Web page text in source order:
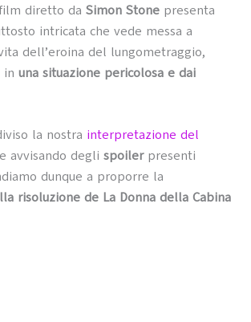
diretto da Simon Stonepresenta
intricata che vede messa a
dell’eroina del lungometraggio,
in una situazione pericolosa e dai
la nostra interpretazione del
e avvisando degli spoilerpresenti
dunque a proporre la
risoluzione de La Donna della Cabina